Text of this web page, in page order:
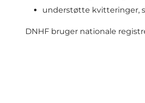
understøtte kvitteringer,
DNHF bruger nationale